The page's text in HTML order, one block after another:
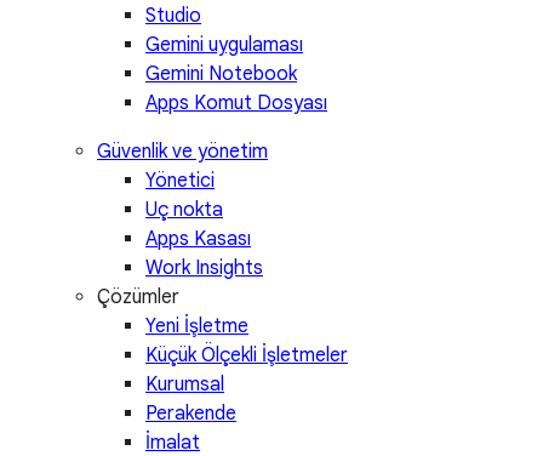
Studio
Gemini uygulaması
Gemini Notebook
Apps Komut Dosyası
Güvenlik ve yönetim
Yönetici
Uç nokta
Apps Kasası
Work Insights
Çözümler
Yeni İşletme
Küçük Ölçekli İşletmeler
Kurumsal
Perakende
İmalat